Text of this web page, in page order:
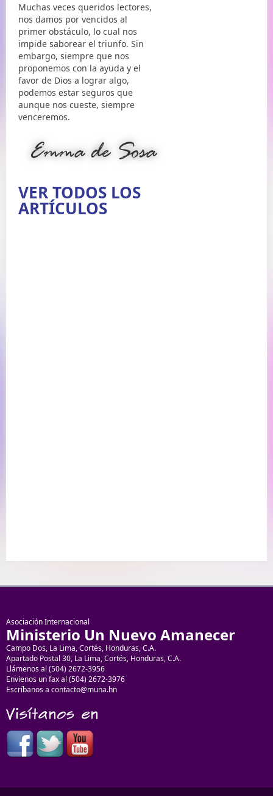
Muchas veces queridos lectores,
nos damos por vencidos al
primer obstáculo, lo cual nos
impide saborear el triunfo. Sin
embargo, siempre que nos
proponemos con la ayuda y el
favor de Dios a lograr algo,
podemos estar seguros que
aunque nos cueste, siempre
venceremos.
VER TODOS LOS
ARTÍCULOS
Asociación Internacional
Ministerio Un Nuevo Amanecer
Campo Dos, La Lima, Cortés, Honduras, C.A.
Apartado Postal 30, La Lima, Cortés, Honduras, C.A.
Llámenos al (504) 2672-3956
Envíenos un fax al (504) 2672-3976
Escríbanos a contacto@muna.hn